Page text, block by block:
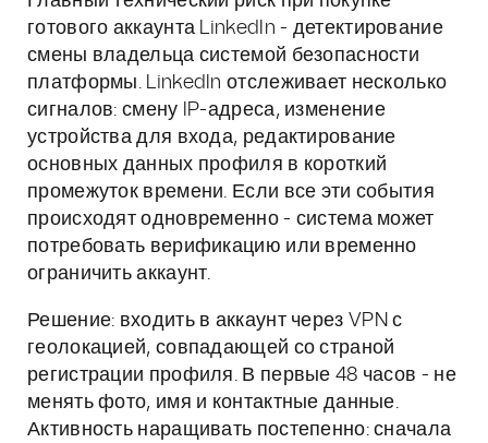
готового аккаунта LinkedIn - детектирование
смены владельца системой безопасности
платформы. LinkedIn отслеживает несколько
сигналов: смену IP-адреса, изменение
устройства для входа, редактирование
основных данных профиля в короткий
промежуток времени. Если все эти события
происходят одновременно - система может
потребовать верификацию или временно
ограничить аккаунт.
Решение: входить в аккаунт через VPN с
геолокацией, совпадающей со страной
регистрации профиля. В первые 48 часов - не
менять фото, имя и контактные данные.
Активность наращивать постепенно: сначала